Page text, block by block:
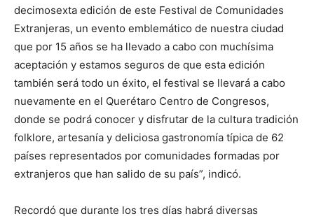
decimosexta edición de este Festival de Comunidades
Extranjeras, un evento emblemático de nuestra ciudad
que por 15 años se ha llevado a cabo con muchísima
aceptación y estamos seguros de que esta edición
también será todo un éxito, el festival se llevará a cabo
nuevamente en el Querétaro Centro de Congresos,
donde se podrá conocer y disfrutar de la cultura tradición
folklore, artesanía y deliciosa gastronomía típica de 62
países representados por comunidades formadas por
extranjeros que han salido de su país”, indicó.
Recordó que durante los tres días habrá diversas